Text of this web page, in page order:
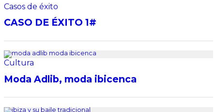
Casos de éxito
CASO DE ÉXITO 1#
Cultura
Moda Adlib, moda ibicenca